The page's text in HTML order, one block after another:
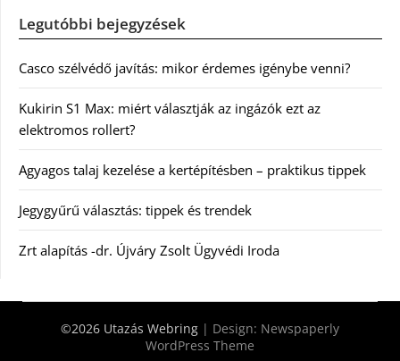
Legutóbbi bejegyzések
Casco szélvédő javítás: mikor érdemes igénybe venni?
Kukirin S1 Max: miért választják az ingázók ezt az
elektromos rollert?
Agyagos talaj kezelése a kertépítésben – praktikus tippek
Jegygyűrű választás: tippek és trendek
Zrt alapítás -dr. Újváry Zsolt Ügyvédi Iroda
©2026 Utazás Webring | Design: Newspaperly
WordPress Theme